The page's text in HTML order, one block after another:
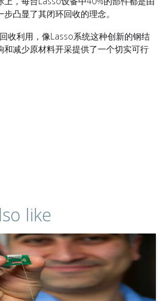
凸显了其闭环回收的理念。
收利用，像Lasso系统这种创新的钢结
和减少原材料开采提供了一个切实可行
like